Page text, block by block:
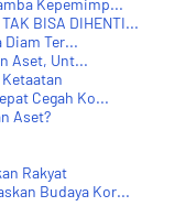
Kepemimp...
BISA DIHENTI...
Diam Ter...
Aset, Unt...
Cegah Ko...
Aset?
Rakyat
Budaya Kor...